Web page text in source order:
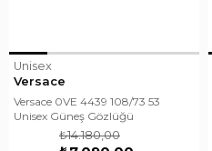
Unisex
Versace
Versace 0VE 4439 108/73 53
Unisex Güneş Gözlüğü
₺14.180,00